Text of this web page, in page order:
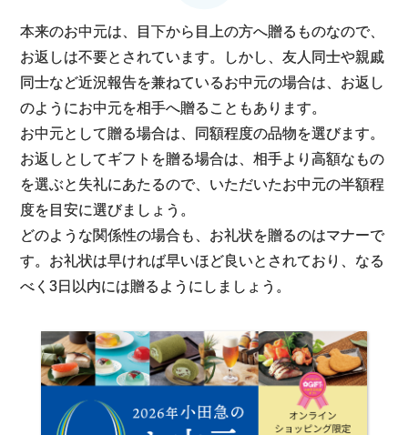
本来のお中元は、目下から目上の方へ贈るものなので、
お返しは不要とされています。しかし、友人同士や親戚
同士など近況報告を兼ねているお中元の場合は、お返し
のようにお中元を相手へ贈ることもあります。
お中元として贈る場合は、同額程度の品物を選びます。
お返しとしてギフトを贈る場合は、相手より高額なもの
を選ぶと失礼にあたるので、いただいたお中元の半額程
度を目安に選びましょう。
どのような関係性の場合も、お礼状を贈るのはマナーで
す。お礼状は早ければ早いほど良いとされており、なる
べく3日以内には贈るようにしましょう。